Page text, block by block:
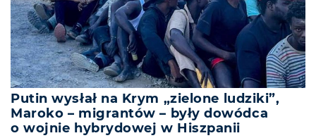
Putin wysłał na Krym „zielone ludziki”,
Maroko – migrantów – były dowódca
o wojnie hybrydowej w Hiszpanii